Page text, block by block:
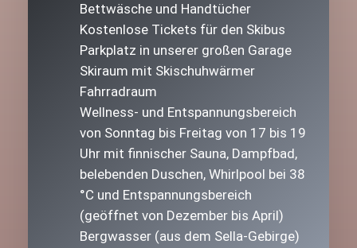
Bettwäsche und Handtücher
Kostenlose Tickets für den Skibus
Parkplatz in unserer großen Garage
Skiraum mit Skischuhwärmer
Fahrradraum
Wellness- und Entspannungsbereich
von Sonntag bis Freitag von 17 bis 19
Uhr mit finnischer Sauna, Dampfbad,
belebenden Duschen, Whirlpool bei 38
°C und Entspannungsbereich
(geöffnet von Dezember bis April)
Bergwasser (aus dem Sella-Gebirge)